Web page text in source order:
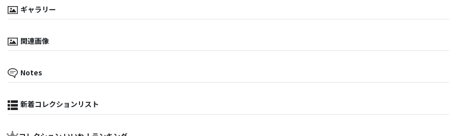
ギャラリー
関連画像
Notes
新着コレクションリスト